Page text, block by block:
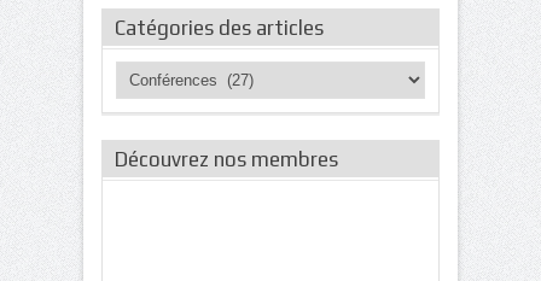
Catégories des articles
Catégories
des
Découvrez nos membres